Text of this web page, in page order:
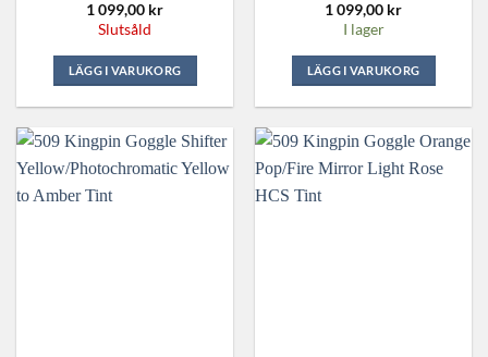
1 099,00 kr
Slutsåld
LÄGG I VARUKORG
1 099,00 kr
I lager
LÄGG I VARUKORG